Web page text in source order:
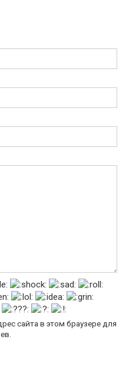
сайта в этом браузере для